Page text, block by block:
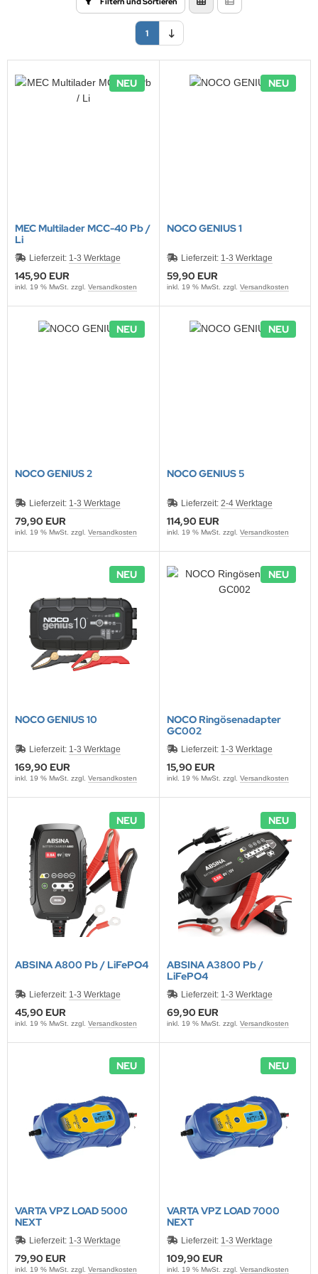
1
NEU
MEC Multilader MCC-40 Pb /
Li
Lieferzeit: 1-3 Werktage
145,90 EUR
inkl. 19 % MwSt. zzgl. Versandkosten
NEU
NOCO GENIUS 1
Lieferzeit: 1-3 Werktage
59,90 EUR
inkl. 19 % MwSt. zzgl. Versandkosten
NEU
NOCO GENIUS 2
Lieferzeit: 1-3 Werktage
79,90 EUR
inkl. 19 % MwSt. zzgl. Versandkosten
NEU
NOCO GENIUS 5
Lieferzeit: 2-4 Werktage
114,90 EUR
inkl. 19 % MwSt. zzgl. Versandkosten
NEU
NOCO GENIUS 10
Lieferzeit: 1-3 Werktage
169,90 EUR
inkl. 19 % MwSt. zzgl. Versandkosten
NEU
NOCO Ringösenadapter
GC002
Lieferzeit: 1-3 Werktage
15,90 EUR
inkl. 19 % MwSt. zzgl. Versandkosten
NEU
ABSINA A800 Pb / LiFePO4
Lieferzeit: 1-3 Werktage
45,90 EUR
inkl. 19 % MwSt. zzgl. Versandkosten
NEU
ABSINA A3800 Pb /
LiFePO4
Lieferzeit: 1-3 Werktage
69,90 EUR
inkl. 19 % MwSt. zzgl. Versandkosten
NEU
VARTA VPZ LOAD 5000
NEXT
Lieferzeit: 1-3 Werktage
79,90 EUR
inkl. 19 % MwSt. zzgl. Versandkosten
NEU
VARTA VPZ LOAD 7000
NEXT
Lieferzeit: 1-3 Werktage
109,90 EUR
inkl. 19 % MwSt. zzgl. Versandkosten
Speicherakku
Miller
Air
Hektik